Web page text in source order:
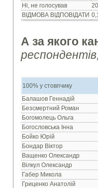
Ні, не голосував
ВІДМОВА ВІДПОВІДАТИ
А за якого
100% у стовпчику
Балашов Геннадій
Безсмертний Роман
Богомолець Ольга
Богословська Інна
Бойко Юрій
Бондар Віктор
Ващенко Олександр
Вілкул Олександр
Габер Микола
Гриценко Анатолій